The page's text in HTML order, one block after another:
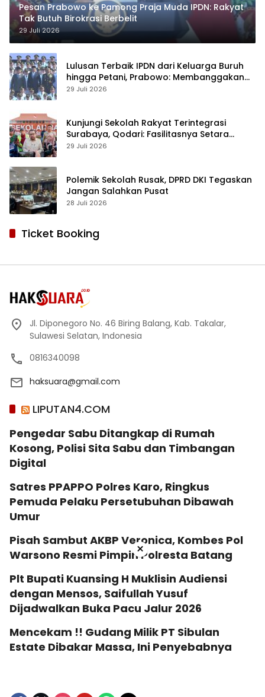
Pesan Prabowo ke Pamong Praja Muda IPDN: Rakyat
Tak Butuh Birokrasi Berbelit
29 Juli 2026
Lulusan Terbaik IPDN dari Keluarga Buruh
hingga Petani, Prabowo: Membanggakan
Hati Saya
29 Juli 2026
Kunjungi Sekolah Rakyat Terintegrasi
Surabaya, Qodari: Fasilitasnya Setara
Sekolah Swasta Terbaik
29 Juli 2026
Polemik Sekolah Rusak, DPRD DKI Tegaskan
Jangan Salahkan Pusat
28 Juli 2026
Ticket Booking
Jl. Diponegoro No. 46 Biring Balang, Kab. Takalar,
Sulawesi Selatan, Indonesia
0816340098
haksuara@gmail.com
LIPUTAN4.COM
Pengedar Sabu Ditangkap di Rumah
Kosong, Polisi Sita Sabu dan Timbangan
Digital
Satres PPAPPO Polres Karo, Ringkus
Pemuda Pelaku Persetubuhan Dibawah
Umur
Pisah Sambut AKBP Veronica, Kombes Pol
Warsono Resmi Pimpin Polresta Batang
Plt Bupati Kuansing H Muklisin Audiensi
dengan Mensos, Saifullah Yusuf
Dijadwalkan Buka Pacu Jalur 2026
Mencekam !! Gudang Milik PT Sibulan
Estate Dibakar Massa, Ini Penyebabnya
×